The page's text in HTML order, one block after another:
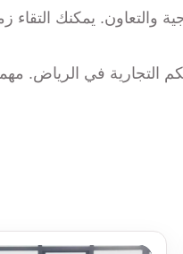
والتعاون. يمكنك التقاء
التجارية في الرياض.